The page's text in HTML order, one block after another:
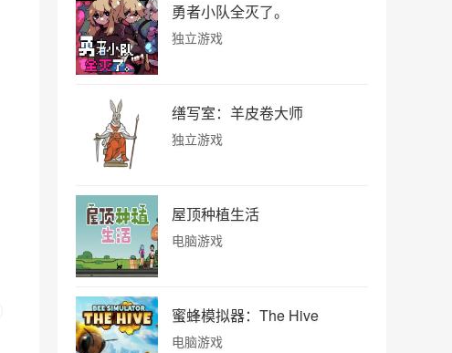
勇者小队全灭了。
独立游戏
缮写室：羊皮卷大师
独立游戏
屋顶种植生活
电脑游戏
蜜蜂模拟器：The Hive
电脑游戏